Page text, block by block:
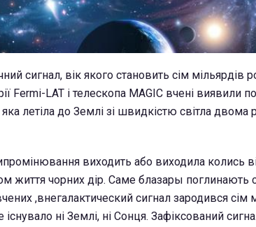
сигнал, вік якого становить сім мільярдів
Fermi-LAT і телескопа MAGIC вчені виявили
летіла до Землі зі швидкістю світла двома
виходить або виходила колись
життя чорних дір. Саме блазары поглинають
,внегалактический сигнал зародився сім
ні Землі, ні Сонця. Зафіксований